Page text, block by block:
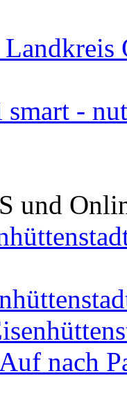
smart -
und
nach